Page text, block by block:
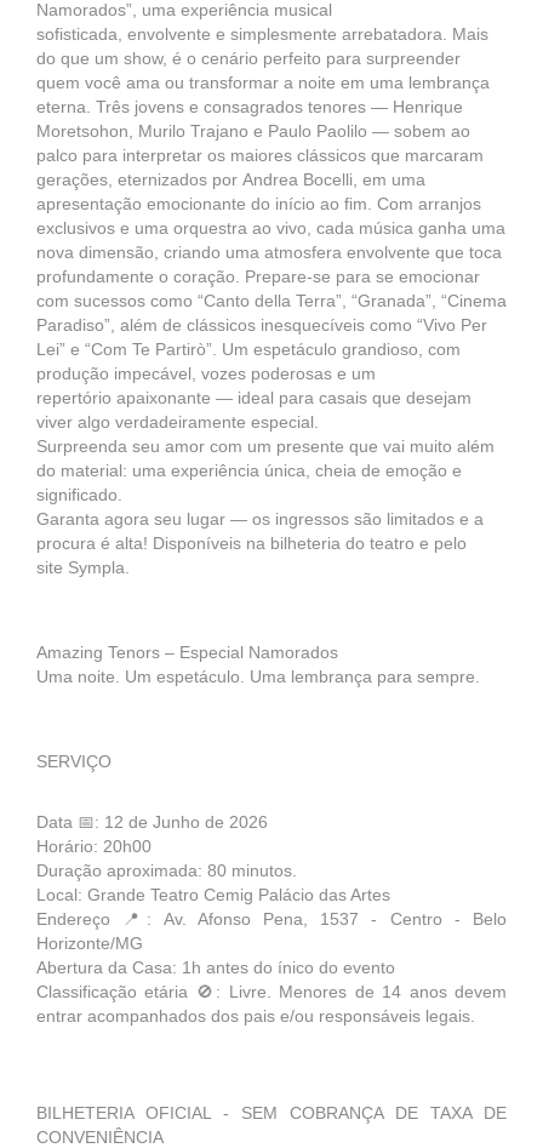
Namorados”, uma experiência musical
sofisticada, envolvente e simplesmente arrebatadora. Mais
do que um show, é o cenário perfeito para surpreender
quem você ama ou transformar a noite em uma lembrança
eterna. Três jovens e consagrados tenores — Henrique
Moretsohon, Murilo Trajano e Paulo Paolilo — sobem ao
palco para interpretar os maiores clássicos que marcaram
gerações, eternizados por Andrea Bocelli, em uma
apresentação emocionante do início ao fim. Com arranjos
exclusivos e uma orquestra ao vivo, cada música ganha uma
nova dimensão, criando uma atmosfera envolvente que toca
profundamente o coração. Prepare-se para se emocionar
com sucessos como “Canto della Terra”, “Granada”, “Cinema
Paradiso”, além de clássicos inesquecíveis como “Vivo Per
Lei” e “Com Te Partirò”. Um espetáculo grandioso, com
produção impecável, vozes poderosas e um
repertório apaixonante — ideal para casais que desejam
viver algo verdadeiramente especial.
Surpreenda seu amor com um presente que vai muito além
do material: uma experiência única, cheia de emoção e
significado.
Garanta agora seu lugar — os ingressos são limitados e a
procura é alta! Disponíveis na bilheteria do teatro e pelo
site Sympla.
Amazing Tenors – Especial Namorados
Uma noite. Um espetáculo. Uma lembrança para sempre.
SERVIÇO
Data 📅: 12 de Junho de 2026
Horário: 20h00
Duração aproximada: 80 minutos.
Local: Grande Teatro Cemig Palácio das Artes
Endereço 📍: Av. Afonso Pena, 1537 - Centro - Belo
Horizonte/MG
Abertura da Casa: 1h antes do ínico do evento
Classificação etária 🚫: Livre. Menores de 14 anos devem
entrar acompanhados dos pais e/ou responsáveis legais.
BILHETERIA OFICIAL - SEM COBRANÇA DE TAXA DE
CONVENIÊNCIA